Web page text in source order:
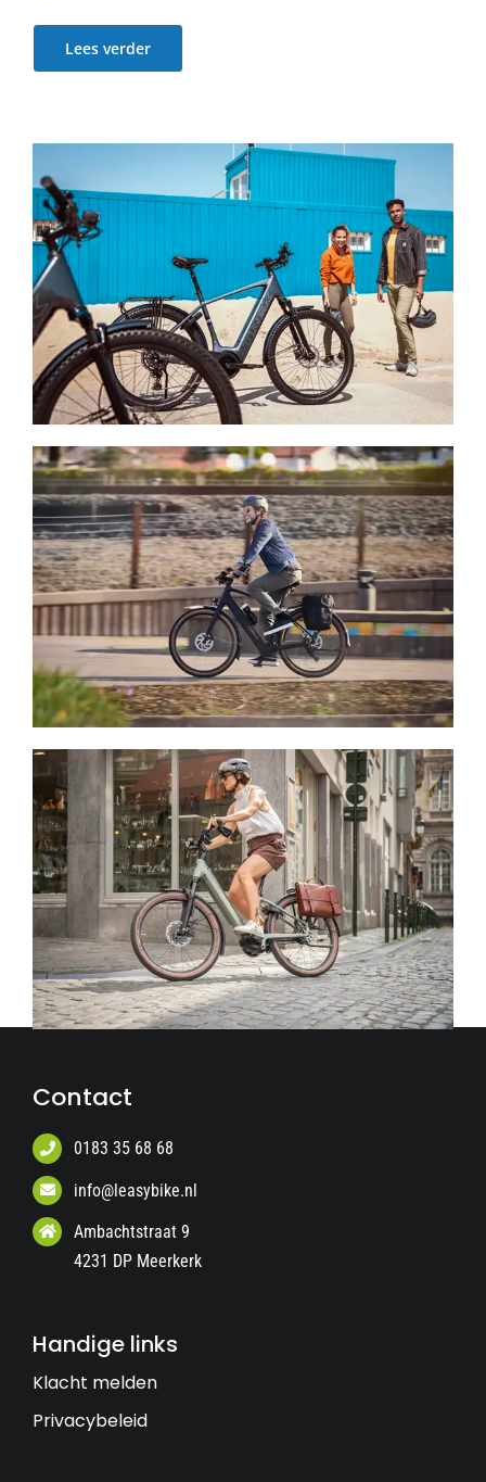
Lees verder
Contact
0183 35 68 68
info@leasybike.nl
Ambachtstraat 9
4231 DP Meerkerk
Handige links
Klacht melden
Privacybeleid